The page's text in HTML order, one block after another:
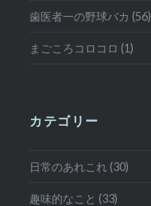
歯医者一の野球バカ (56)
まごころコロコロ (1)
カテゴリー
日常のあれこれ (30)
趣味的なこと (33)